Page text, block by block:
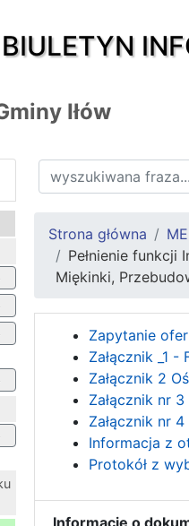
BIULETYN
Iłów
Strona główna
Pełnienie
Miękinki,
Zapytanie
Załącznik _1
Załącznik 2
Załącznik nr
Załącznik nr
Informacja z
Protokół z
Informacje o